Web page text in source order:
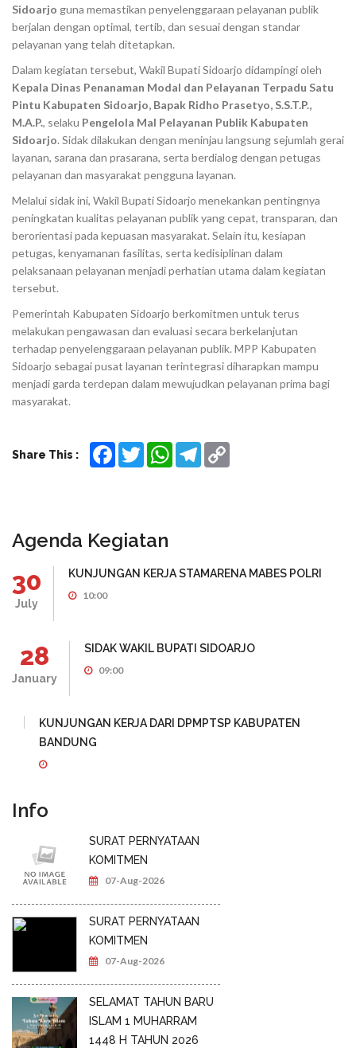
Sidoarjo guna memastikan penyelenggaraan pelayanan publik
berjalan dengan optimal, tertib, dan sesuai dengan standar
pelayanan yang telah ditetapkan.
Dalam kegiatan tersebut, Wakil Bupati Sidoarjo didampingi oleh
Kepala Dinas Penanaman Modal dan Pelayanan Terpadu Satu
Pintu Kabupaten Sidoarjo, Bapak Ridho Prasetyo, S.S.T.P.,
M.A.P., selaku Pengelola Mal Pelayanan Publik Kabupaten
Sidoarjo. Sidak dilakukan dengan meninjau langsung sejumlah gerai
layanan, sarana dan prasarana, serta berdialog dengan petugas
pelayanan dan masyarakat pengguna layanan.
Melalui sidak ini, Wakil Bupati Sidoarjo menekankan pentingnya
peningkatan kualitas pelayanan publik yang cepat, transparan, dan
berorientasi pada kepuasan masyarakat. Selain itu, kesiapan
petugas, kenyamanan fasilitas, serta kedisiplinan dalam
pelaksanaan pelayanan menjadi perhatian utama dalam kegiatan
tersebut.
Pemerintah Kabupaten Sidoarjo berkomitmen untuk terus
melakukan pengawasan dan evaluasi secara berkelanjutan
terhadap penyelenggaraan pelayanan publik. MPP Kabupaten
Sidoarjo sebagai pusat layanan terintegrasi diharapkan mampu
menjadi garda terdepan dalam mewujudkan pelayanan prima bagi
masyarakat.
Share This : Facebook
TwitterWhatsAppTelegram
Agenda Kegiatan
30
July
KUNJUNGAN KERJA STAMARENA MABES POLRI
10:00
28
January
SIDAK WAKIL BUPATI SIDOARJO
09:00
KUNJUNGAN KERJA DARI DPMPTSP KABUPATEN
BANDUNG
Info
SURAT PERNYATAAN
KOMITMEN
07-Aug-2026
SURAT PERNYATAAN
KOMITMEN
07-Aug-2026
SELAMAT TAHUN BARU
ISLAM 1 MUHARRAM
1448 H TAHUN 2026